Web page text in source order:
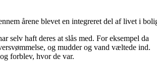
årene blevet en integreret del af livet i
selv haft deres at slås med. For eksempel da
og mudder og vand væltede ind.
forblev, hvor de var.